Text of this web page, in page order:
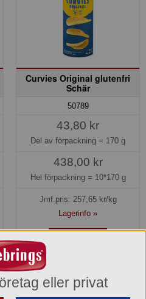
Curvies Original glutenfri
Schär
50789
43,80 kr
Del av förpackning = 170 g
438,00 kr
Hel förpackning = 10*170 g
Jmf.pris: 257,65kr/kg
Lagerinfo »
eller privat